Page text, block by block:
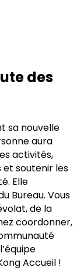
des
sa nouvelle
aura
activités,
soutenir les
Elle
Bureau. Vous
de la
coordonner,
Accueil !